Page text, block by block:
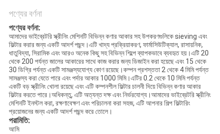
পণ্যের বর্ণনা
পণ্যের বর্ণনা:
আমাদের ভাইব্রেটরি স্ক্রীনিং মেশিনটি বিভিন্ন কণার আকার সহ উপকরণগুলিকে sieving এবং
ফিল্টার করার জন্য একটি আদর্শ পছন্দ।এটি খাদ্য প্রক্রিয়াকরণ, ফার্মাসিউটিক্যাল, রাসায়নিক,
ধাতুবিদ্যা, সিরামিক এবং আরও অনেক কিছু সহ বিভিন্ন শিল্পে ব্যাপকভাবে ব্যবহৃত হয়।এটি 20
থেকে 200 পর্যন্ত জালের আকারের সাথে কাজ করার জন্য ডিজাইন করা হয়েছে এবং 15 থেকে
30 ডিগ্রি পর্যন্ত একটি সামঞ্জস্যযোগ্য কোণ রয়েছে।কম্পন প্রশস্ততা 2 থেকে 4 মিমি পর্যন্ত
সামঞ্জস্য করা যেতে পারে এবং পর্দার আকার 1000 মিমি।এটির 0.2 থেকে 10 মিমি পর্যন্ত
একটি বড় স্ক্রীনিং খোলা রয়েছে এবং এটি কম্পনশীল ফিল্টার চালনী দিয়ে বিভিন্ন কণার আকার
ফিল্টার করতে পারে।অধিকন্তু, এটি অত্যন্ত দক্ষ এবং নির্ভরযোগ্য।আমাদের ভাইব্রেটরি স্ক্রীনিং
মেশিনটি ইনস্টল করা, রক্ষণাবেক্ষণ এবং পরিচালনা করা সহজ, এটি আপনার শিল্প ফিল্টারিং
প্রয়োজনের জন্য একটি আদর্শ পছন্দ করে তোলে।
পরামিতি:
আমি